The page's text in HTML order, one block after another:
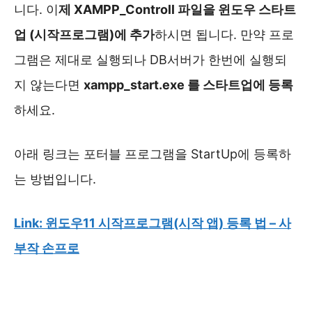
니다. 이제 XAMPP_Controll 파일을 윈도우 스타트
업 (시작프로그램)에 추가하시면 됩니다. 만약 프로
그램은 제대로 실행되나 DB서버가 한번에 실행되
지 않는다면 xampp_start.exe 를 스타트업에 등록
하세요.
아래 링크는 포터블 프로그램을 StartUp에 등록하
는 방법입니다.
Link: 윈도우11 시작프로그램(시작 앱) 등록 법 – 사
부작 손프로